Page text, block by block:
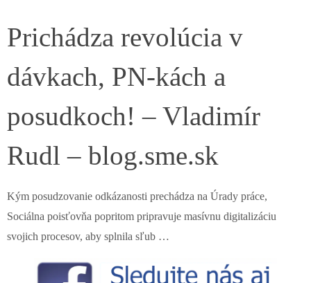
Prichádza revolúcia v
dávkach, PN-kách a
posudkoch! – Vladimír
Rudl – blog.sme.sk
Kým posudzovanie odkázanosti prechádza na Úrady práce,
Sociálna poisťovňa popritom pripravuje masívnu digitalizáciu
svojich procesov, aby splnila sľub …